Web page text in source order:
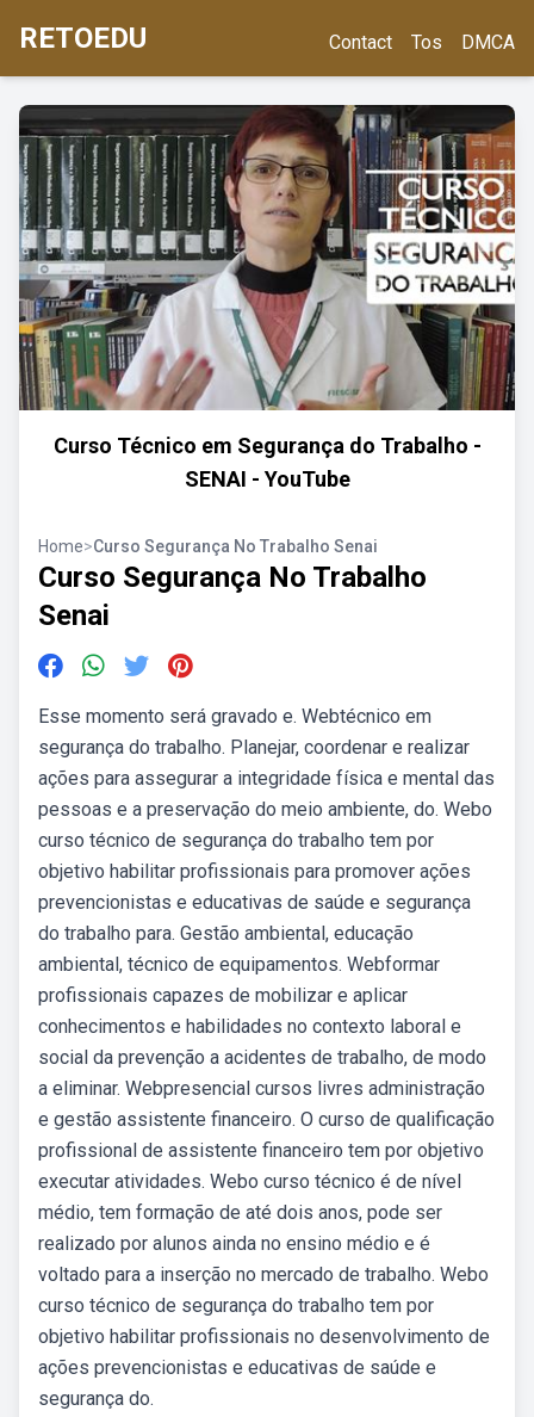
RETOEDU Contact Tos DMCA
Curso Técnico em Segurança do Trabalho -
SENAI - YouTube
Home>Curso Segurança No Trabalho Senai
Curso Segurança No Trabalho
Senai
Esse momento será gravado e. Webtécnico em
segurança do trabalho. Planejar, coordenar e realizar
ações para assegurar a integridade física e mental das
pessoas e a preservação do meio ambiente, do. Webo
curso técnico de segurança do trabalho tem por
objetivo habilitar profissionais para promover ações
prevencionistas e educativas de saúde e segurança
do trabalho para. Gestão ambiental, educação
ambiental, técnico de equipamentos. Webformar
profissionais capazes de mobilizar e aplicar
conhecimentos e habilidades no contexto laboral e
social da prevenção a acidentes de trabalho, de modo
a eliminar. Webpresencial cursos livres administração
e gestão assistente financeiro. O curso de qualificação
profissional de assistente financeiro tem por objetivo
executar atividades. Webo curso técnico é de nível
médio, tem formação de até dois anos, pode ser
realizado por alunos ainda no ensino médio e é
voltado para a inserção no mercado de trabalho. Webo
curso técnico de segurança do trabalho tem por
objetivo habilitar profissionais no desenvolvimento de
ações prevencionistas e educativas de saúde e
segurança do.